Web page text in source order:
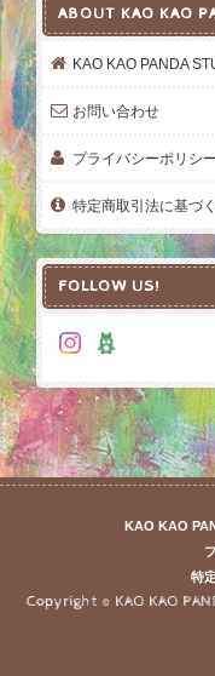
ABOUT KAO KAO
KAO KAO PANDA
お問い合わせ
プライバシーポリシー
特定商取引法に基づ
FOLLOW US!
KAO KAO
特
Copyright © KAO KAO